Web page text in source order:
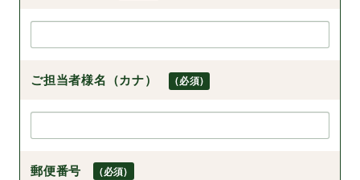
ご担当者様名（カナ） (必須)
郵便番号 (必須)